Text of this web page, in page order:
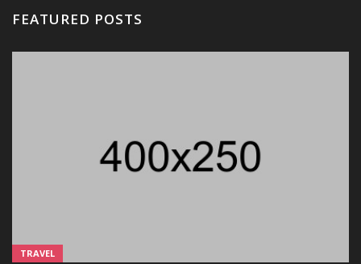
FEATURED POSTS
TRAVEL